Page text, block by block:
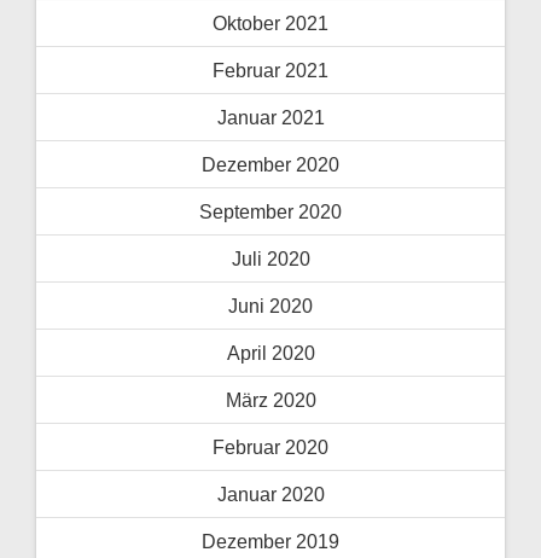
Oktober 2021
Februar 2021
Januar 2021
Dezember 2020
September 2020
Juli 2020
Juni 2020
April 2020
März 2020
Februar 2020
Januar 2020
Dezember 2019